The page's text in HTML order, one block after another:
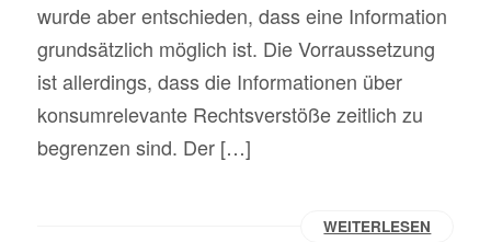
wurde aber entschieden, dass eine Information
grundsätzlich möglich ist. Die Vorraussetzung
ist allerdings, dass die Informationen über
konsumrelevante Rechtsverstöße zeitlich zu
begrenzen sind. Der […]
WEITERLESEN